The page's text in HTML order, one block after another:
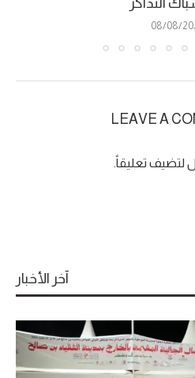
08/08/
LEAVE A
لتضيف تعليقاً.
آخر الأخبار